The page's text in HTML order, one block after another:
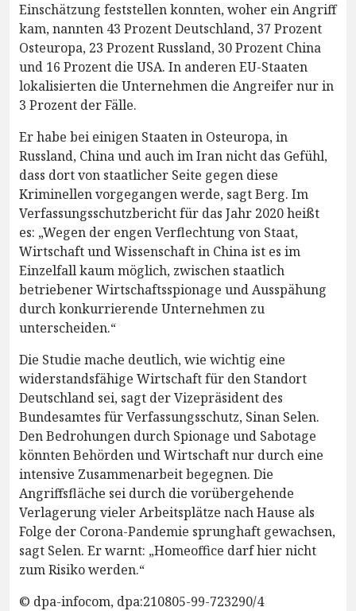
Einschätzung feststellen konnten, woher ein Angriff
kam, nannten 43 Prozent Deutschland, 37 Prozent
Osteuropa, 23 Prozent Russland, 30 Prozent China
und 16 Prozent die USA. In anderen EU-Staaten
lokalisierten die Unternehmen die Angreifer nur in
3 Prozent der Fälle.
Er habe bei einigen Staaten in Osteuropa, in
Russland, China und auch im Iran nicht das Gefühl,
dass dort von staatlicher Seite gegen diese
Kriminellen vorgegangen werde, sagt Berg. Im
Verfassungsschutzbericht für das Jahr 2020 heißt
es: „Wegen der engen Verflechtung von Staat,
Wirtschaft und Wissenschaft in China ist es im
Einzelfall kaum möglich, zwischen staatlich
betriebener Wirtschaftsspionage und Ausspähung
durch konkurrierende Unternehmen zu
unterscheiden.“
Die Studie mache deutlich, wie wichtig eine
widerstandsfähige Wirtschaft für den Standort
Deutschland sei, sagt der Vizepräsident des
Bundesamtes für Verfassungsschutz, Sinan Selen.
Den Bedrohungen durch Spionage und Sabotage
könnten Behörden und Wirtschaft nur durch eine
intensive Zusammenarbeit begegnen. Die
Angriffsfläche sei durch die vorübergehende
Verlagerung vieler Arbeitsplätze nach Hause als
Folge der Corona-Pandemie sprunghaft gewachsen,
sagt Selen. Er warnt: „Homeoffice darf hier nicht
zum Risiko werden.“
© dpa-infocom, dpa:210805-99-723290/4